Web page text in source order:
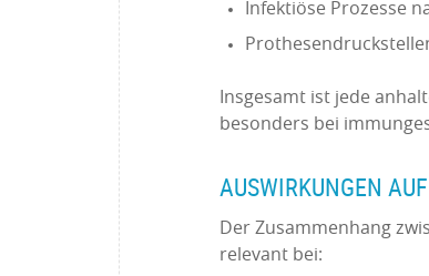
Infektiöse Prozesse
Insgesamt ist jede
besonders bei
AUSWIRKUNGEN
Der Zusammenhang
relevant bei: